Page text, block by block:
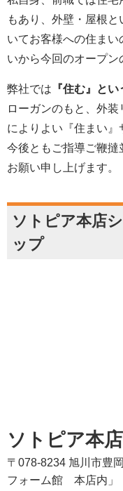
もあり、外壁・屋根
いてお客様への住ま
いから今回のオープン
弊社では 『住む』と
ローガンのもと、外
によりよい『住まい
今後ともご指導ご鞭撻
お願い申し上げます。
ソトピア本店
ップ
ソトピア本
〒078-8234 旭川市豊
フォーム館 本店内」